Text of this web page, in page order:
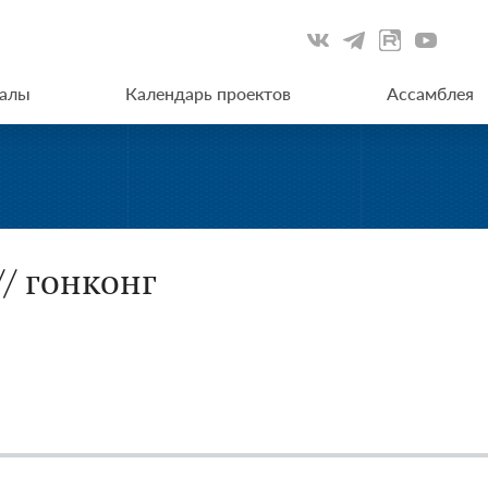
Календарь проектов Ассамблея
гонконг